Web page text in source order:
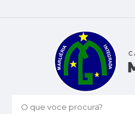
O que voce procura?